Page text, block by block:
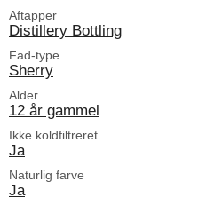
Aftapper
Distillery Bottling
Fad-type
Sherry
Alder
12 år gammel
Ikke koldfiltreret
Ja
Naturlig farve
Ja